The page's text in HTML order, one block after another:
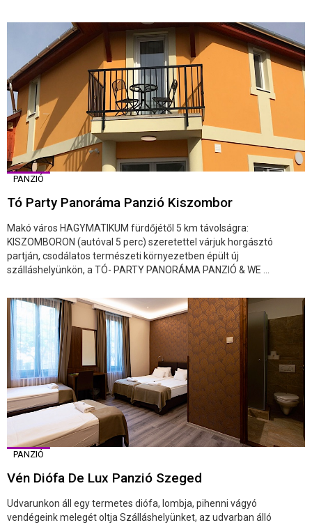
PANZIÓ
Tó Party Panoráma Panzió Kiszombor
Makó város HAGYMATIKUM fürdőjétől 5 km távolságra:
KISZOMBORON (autóval 5 perc) szeretettel várjuk horgásztó
partján, csodálatos természeti környezetben épült új
szálláshelyünkön, a TÓ- PARTY PANORÁMA PANZIÓ & WE ...
PANZIÓ
Vén Diófa De Lux Panzió Szeged
Udvarunkon áll egy termetes diófa, lombja, pihenni vágyó
vendégeink melegét oltja Szálláshelyünket, az udvarban álló